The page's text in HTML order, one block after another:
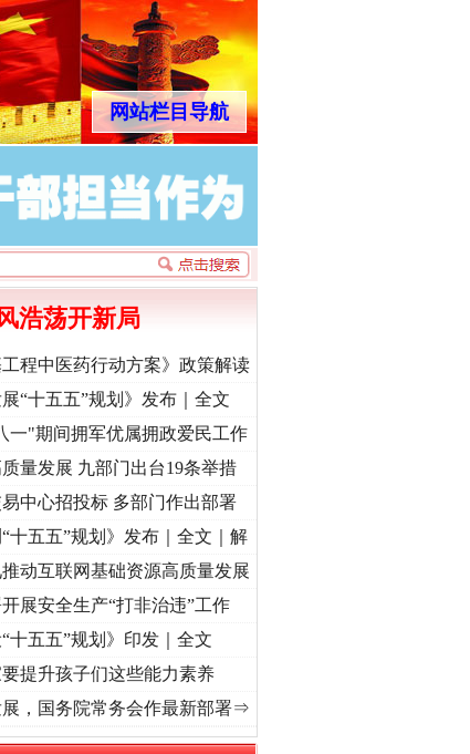
网站栏目导航
进复兴征程丨“转折之城”激荡..·[视频]
浩荡开新局
工程中医药行动方案》政策解读
展“十五五”规划》发布｜全文
一"期间拥军优属拥政爱民工作
量发展 九部门出台19条举措
中心招投标 多部门作出部署
“十五五”规划》发布｜全文｜解
动互联网基础资源高质量发展
展安全生产“打非治违”工作
“十五五”规划》印发｜全文
提升孩子们这些能力素养
，国务院常务会作最新部署⇒